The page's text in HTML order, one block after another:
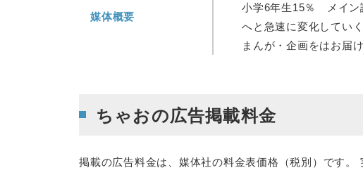
媒体概要
小学6年生15％ メイン
へと急速に変化してい
まんが・企画をはお届
ちゃおの広告掲載料金
掲載の広告料金は、媒体社の料金表価格（税別）です。